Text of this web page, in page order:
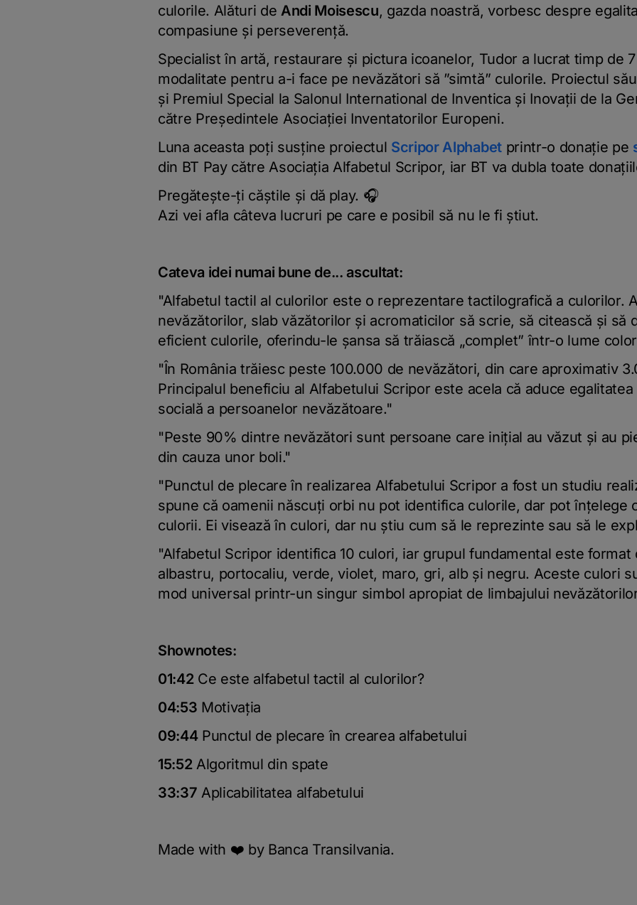
culorile. Alături deAndi Moisescu, gazda noastră, vorbesc despre
compasiune și perseverență.
Specialist în artă, restaurare și pictura icoanelor, Tudor a lucrat timp de
modalitate pentru a-i face pe nevăzători să ”simtă” culorile. Proiectul
și Premiul Special la Salonul International de Inventica și Inovații de la
către Președintele Asociației Inventatorilor Europeni.
Luna aceasta poți susține proiectul Scripor Alphabetprintr-o donație pe
din BT Pay către Asociația Alfabetul Scripor, iar BT va dubla toate
Pregătește-ți căștile și dă play. 🎧
Azi vei afla câteva lucruri pe care e posibil să nu le fi știut.
Cateva idei numai bune de... ascultat:
"Alfabetul tactil al culorilor este o reprezentare tactilografică a culorilor.
nevăzătorilor, slab văzătorilor și acromaticilor să scrie, să citească și să
eficient culorile, oferindu-le șansa să trăiască „complet” într-o lume
"În România trăiesc peste 100.000 de nevăzători, din care aproximativ
Principalul beneficiu al Alfabetului Scripor este acela că aduce
socială a persoanelor nevăzătoare."
"Peste 90% dintre nevăzători sunt persoane care inițial au văzut și au
din cauza unor boli."
"Punctul de plecare în realizarea Alfabetului Scripor a fost un studiu
spune că oamenii născuți orbi nu pot identifica culorile, dar pot înțelege
culorii. Ei visează în culori, dar nu știu cum să le reprezinte sau să le
"Alfabetul Scripor identifica 10 culori, iar grupul fundamental este format
albastru, portocaliu, verde, violet, maro, gri, alb și negru. Aceste culori
mod universal printr-un singur simbol apropiat de limbajului
Shownotes:
01:42Ce este alfabetul tactil al culorilor?
04:53 Motivația
09:44Punctul de plecare în crearea alfabetului
15:52Algoritmul din spate
33:37 Aplicabilitatea alfabetului
Made with ❤️ by Banca Transilvania.